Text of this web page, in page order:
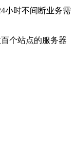
小时不间断业务需
个站点的服务器